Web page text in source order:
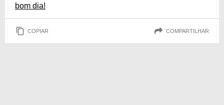
bom dia!
COPIAR COMPARTILHAR